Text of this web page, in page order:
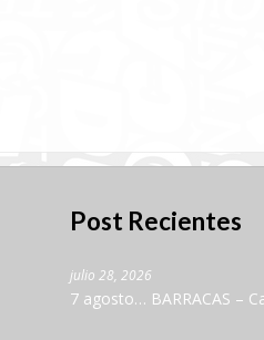
Post Recientes
julio 28, 2026
7 agosto… BARRACAS –